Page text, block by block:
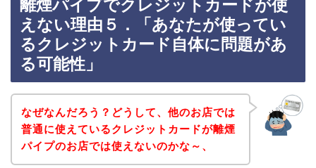
離煙パイプでクレジットカードが使
えない理由５．「あなたが使ってい
るクレジットカード自体に問題があ
る可能性」
なぜなんだろう？どうして、他のお店では
普通に使えているクレジットカードが離煙
パイプのお店では使えないのかな～、